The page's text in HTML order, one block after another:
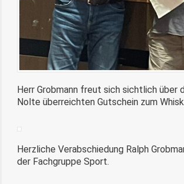
Herr Grobmann freut sich sichtlich über
Nolte überreichten Gutschein zum
Herzliche Verabschiedung Ralph
der Fachgruppe Sport.